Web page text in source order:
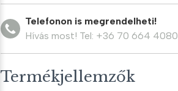
Telefonon is megrendelheti!
Hívás most! Tel: +36 70 664 4080
Termékjellemzők